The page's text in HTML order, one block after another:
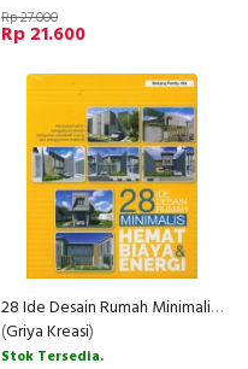
Rp 27.000
Rp 21.600
28 Ide Desain Rumah Minimalis Hemat Biaya & Energi
(Griya Kreasi)
Stok Tersedia.